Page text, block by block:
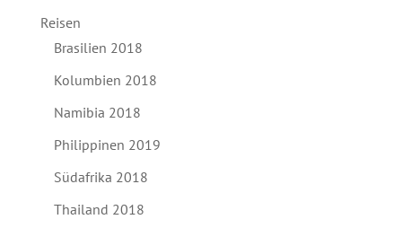
Reisen
Brasilien 2018
Kolumbien 2018
Namibia 2018
Philippinen 2019
Südafrika 2018
Thailand 2018